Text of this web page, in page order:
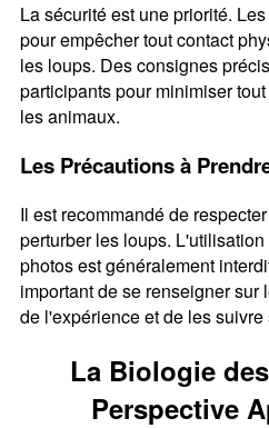
La sécurité est une priorité.
pour empêcher tout contact
les loups. Des consignes
participants pour minimiser
les animaux.
Les Précautions à
Il est recommandé de
perturber les loups.
photos est généralement
important de se renseigner
de l'expérience et de les
La Biologie
Perspective